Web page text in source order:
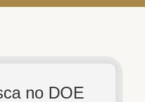
no DOE